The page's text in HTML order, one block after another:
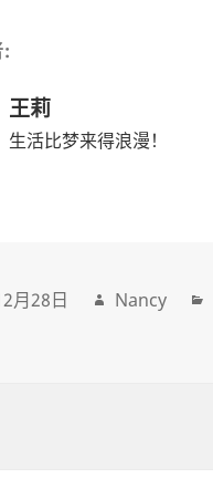
王莉
生活比梦来得浪漫！
月28日 Nancy